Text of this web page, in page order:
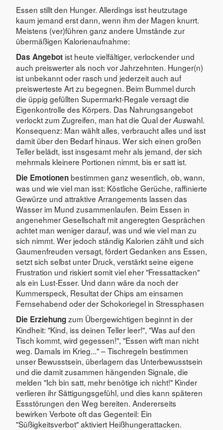
Essen stillt den Hunger. Allerdings isst heutzutage
kaum jemand erst dann, wenn ihm der Magen knurrt.
Meistens (ver)führen ganz andere Umstände zur
übermäßigen Kalorienaufnahme:
Das Angebot ist heute vielfältiger, verlockender und
auch preiswerter als noch vor Jahrzehnten. Hunger(n)
ist unbekannt oder rasch und jederzeit auch auf
preiswerteste Art zu begegnen. Beim Bummel durch
die üppig gefüllten Supermarkt-Regale versagt die
Eigenkontrolle des Körpers. Das Nahrungsangebot
verlockt zum Zugreifen, man hat die Qual derAuswahl.
Konsequenz: Man wählt alles, verbraucht alles und isst
damit über den Bedarf hinaus. Wer sich einen großen
Teller belädt, isst insgesamt mehr als jemand, der sich
mehrmals kleinere Portionen nimmt, bis er satt ist.
Die Emotionenbestimmen ganz wesentlich, ob, wann,
was und wie viel man isst: Köstliche Gerüche, raffinierte
Gewürze und attraktive Arrangements lassen das
Wasser im Mund zusammenlaufen. Beim Essen in
angenehmer Gesellschaft mit angeregten Gesprächen
achtet man weniger darauf, was und wie viel man zu
sich nimmt. Wer jedoch ständig Kalorien zählt und sich
Gaumenfreuden versagt, fördert Gedanken ans Essen,
setzt sich selbst unter Druck, verstärkt seine eigene
Frustration und riskiert somit viel eher "Fressattacken"
als ein Lust-Esser. Und dann wäre da noch der
Kummerspeck, Resultat der Chips am einsamen
Fernsehabend oder der Schokoriegel in Stressphasen
Die Erziehungzum Übergewichtigen beginnt in der
Kindheit: "Kind, iss deinen Teller leer!", "Was auf den
Tisch kommt, wird gegessen!", "Essen wirft man nicht
weg. Damals im Krieg..." – Tischregeln bestimmen
unser Bewusstsein, überlagern das Unterbewusstsein
und die damit zusammen hängenden Signale, die
melden "Ich bin satt, mehr benötige ich nicht!" Kinder
verlieren ihr Sättigungsgefühl, und dies kann späteren
Essstörungen den Weg bereiten. Andererseits
bewirken Verbote oft das Gegenteil: Ein
"Süßigkeitsverbot" aktiviert Heißhungerattacken.